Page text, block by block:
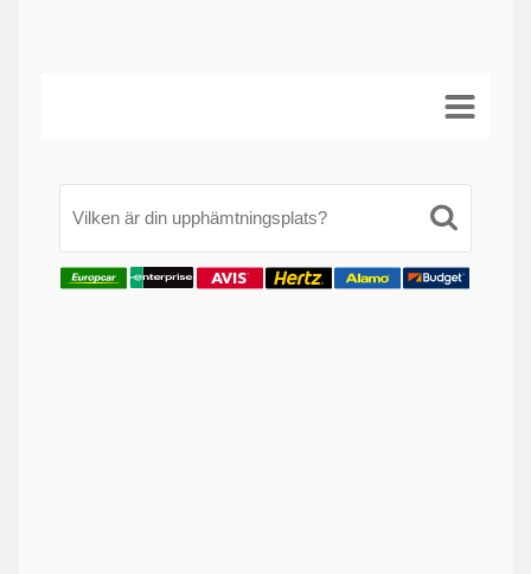
Vilken är din upphämtningsplats?